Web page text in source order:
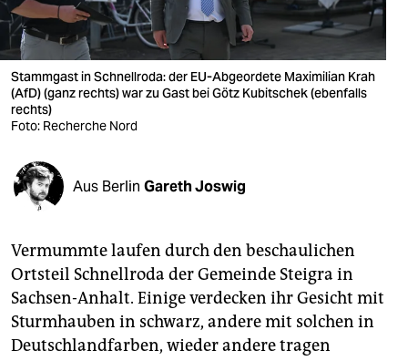
wahrheit
verlag
verlag
veranstaltungen
shop
fragen & hilfe
unterstützen
abo
genossenschaft
epaper login
Stammgast in Schnellroda: der EU-Abgeordete Maximilian Krah
(AfD) (ganz rechts) war zu Gast bei Götz Kubitschek (ebenfalls
rechts)
Foto: Recherche Nord
Aus Berlin Gareth Joswig
Vermummte laufen durch den beschaulichen
Ortsteil Schnellroda der Gemeinde Steigra in
Sachsen-Anhalt. Einige verdecken ihr Gesicht mit
Sturmhauben in schwarz, andere mit solchen in
Deutschlandfarben, wieder andere tragen